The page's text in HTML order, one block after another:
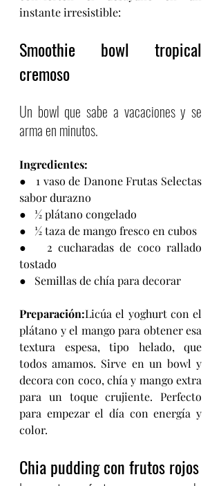
instante irresistible:
Smoothie bowl tropical
cremoso
Un bowl que sabe a vacaciones y se
arma en minutos.
Ingredientes:
●   1 vaso de Danone Frutas Selectas
sabor durazno
●   ½ plátano congelado
●   ½ taza de mango fresco en cubos
●   2 cucharadas de coco rallado
tostado
●   Semillas de chía para decorar
Preparación:Licúa el yoghurt con el
plátano y el mango para obtener esa
textura espesa, tipo helado, que
todos amamos. Sirve en un bowl y
decora con coco, chía y mango extra
para un toque crujiente. Perfecto
para empezar el día con energía y
color.
Chia pudding con frutos rojos